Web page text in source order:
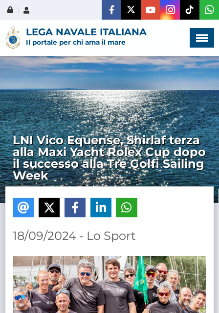
LEGA NAVALE ITALIANA
Il portale per chi ama il mare
LNI Vico Equense, Shirlaf terza
alla Maxi Yacht Rolex Cup dopo
il successo alla Tre Golfi Sailing
Week
18/09/2024 - Lo Sport
Menù ×
HOME
CHI SIAMO
LA VITA
DELL'ASSOCIAZIONE
COMUNICAZIONE,
AMMINISTRAZIONE